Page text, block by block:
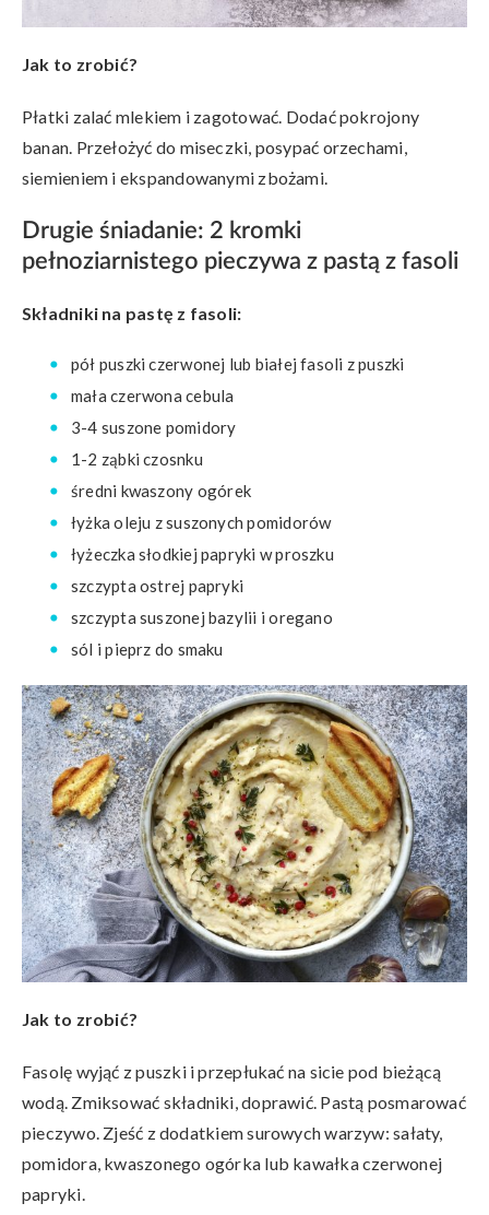
Jak to zrobić?
Płatki zalać mlekiem i zagotować. Dodać pokrojony
banan. Przełożyć do miseczki, posypać orzechami,
siemieniem i ekspandowanymi zbożami.
Drugie śniadanie: 2 kromki
pełnoziarnistego pieczywa z pastą z fasoli
Składniki na pastę z fasoli:
pół puszki czerwonej lub białej fasoli z puszki
mała czerwona cebula
3-4 suszone pomidory
1-2 ząbki czosnku
średni kwaszony ogórek
łyżka oleju z suszonych pomidorów
łyżeczka słodkiej papryki w proszku
szczypta ostrej papryki
szczypta suszonej bazylii i oregano
sól i pieprz do smaku
Jak to zrobić?
Fasolę wyjąć z puszki i przepłukać na sicie pod bieżącą
wodą. Zmiksować składniki, doprawić. Pastą posmarować
pieczywo. Zjeść z dodatkiem surowych warzyw: sałaty,
pomidora, kwaszonego ogórka lub kawałka czerwonej
papryki.